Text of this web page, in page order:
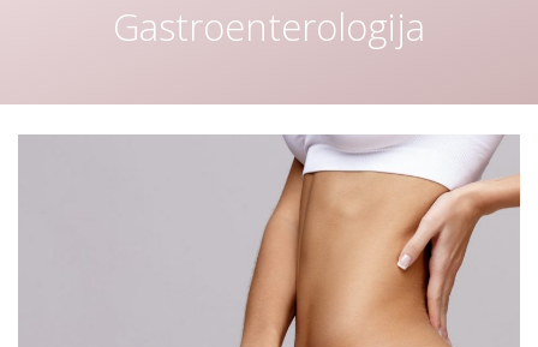
Gastroenterologija